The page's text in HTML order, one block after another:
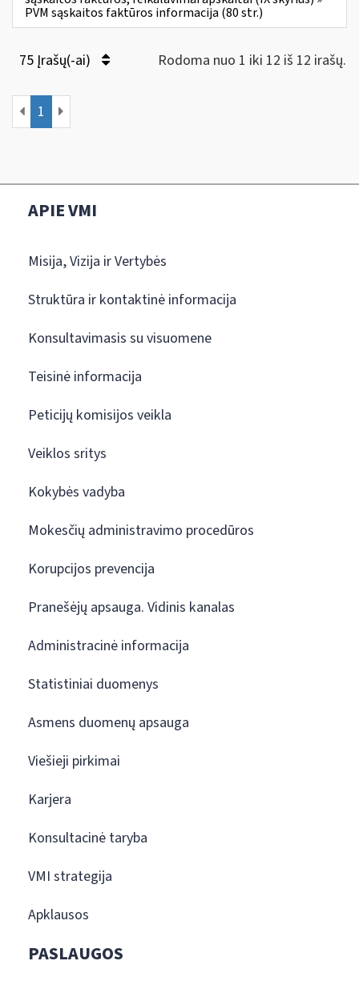
PVM sąskaitos faktūros informacija (80 str.)
75 Įrašų(-ai) Rodoma nuo 1 iki 12 iš 12 irašų.
1
APIE VMI
Misija, Vizija ir Vertybės
Struktūra ir kontaktinė informacija
Konsultavimasis su visuomene
Teisinė informacija
Peticijų komisijos veikla
Veiklos sritys
Kokybės vadyba
Mokesčių administravimo procedūros
Korupcijos prevencija
Pranešėjų apsauga. Vidinis kanalas
Administracinė informacija
Statistiniai duomenys
Asmens duomenų apsauga
Viešieji pirkimai
Karjera
Konsultacinė taryba
VMI strategija
Apklausos
PASLAUGOS